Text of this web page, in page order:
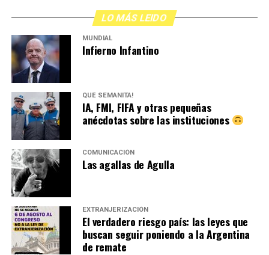
LO MÁS LEIDO
MUNDIAL
Infierno Infantino
QUÉ SEMANITA!
IA, FMI, FIFA y otras pequeñas
anécdotas sobre las instituciones
COMUNICACIÓN
Las agallas de Agulla
EXTRANJERIZACIÓN
El verdadero riesgo país: las leyes que
buscan seguir poniendo a la Argentina
de remate